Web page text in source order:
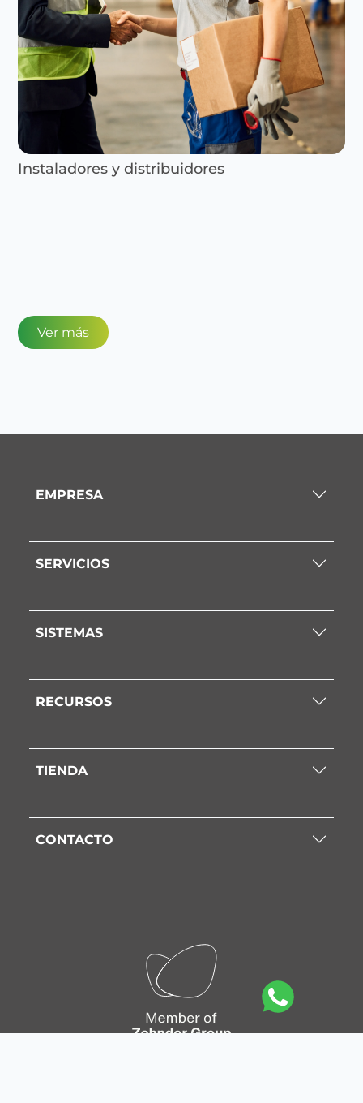
Instaladores y distribuidores
Ver más
EMPRESA
SERVICIOS
SISTEMAS
RECURSOS
TIENDA
CONTACTO